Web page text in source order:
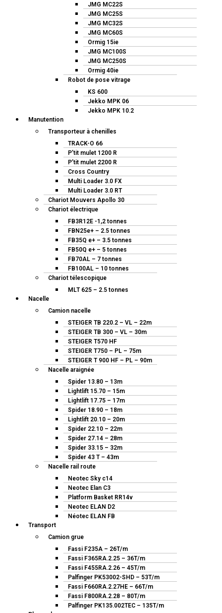
JMG MC22S
JMG MC25S
JMG MC32S
JMG MC60S
Ormig 15ie
JMG MC100S
JMG MC250S
Ormig 40ie
Robot de pose vitrage
KS 600
Jekko MPK 06
Jekko MPK 10.2
Manutention
Transporteur à chenilles
TRACK-O 66
P’tit mulet 1200 R
P’tit mulet 2200 R
Cross Country
Multi Loader 3.0 FX
Multi Loader 3.0 RT
Chariot Mouvers Apollo 30
Chariot électrique
FB3R12E -1,2 tonnes
FBN25e+ – 2.5 tonnes
FB35Q e+ – 3.5 tonnes
FB50Q e+ – 5 tonnes
FB70AL – 7 tonnes
FB100AL – 10 tonnes
Chariot télescopique
MLT 625 – 2.5 tonnes
Nacelle
Camion nacelle
STEIGER TB 220.2 – VL – 22m
STEIGER TB 300 – VL – 30m
STEIGER T570 HF
STEIGER T750 – PL – 75m
STEIGER T 900 HF – PL – 90m
Nacelle araignée
Spider 13.80 – 13m
Lightlift 15.70 – 15m
Lightlift 17.75 – 17m
Spider 18.90 – 18m
Lightlift 20.10 – 20m
Spider 22.10 – 22m
Spider 27.14 – 28m
Spider 33.15 – 32m
Spider 43 T – 43m
Nacelle rail route
Neotec Sky c14
Neotec Elan C3
Platform Basket RR14v
Neotec ELAN D2
Néotec ELAN FB
Transport
Camion grue
Fassi F235A – 26T/m
Fassi F365RA.2.25 – 36T/m
Fassi F455RA.2.26 – 45T/m
Palfinger PK53002-SHD – 53T/m
Fassi F660RA.2.27HE – 66T/m
Fassi F800RA.2.28 – 80T/m
Palfinger PK135.002TEC – 135T/m